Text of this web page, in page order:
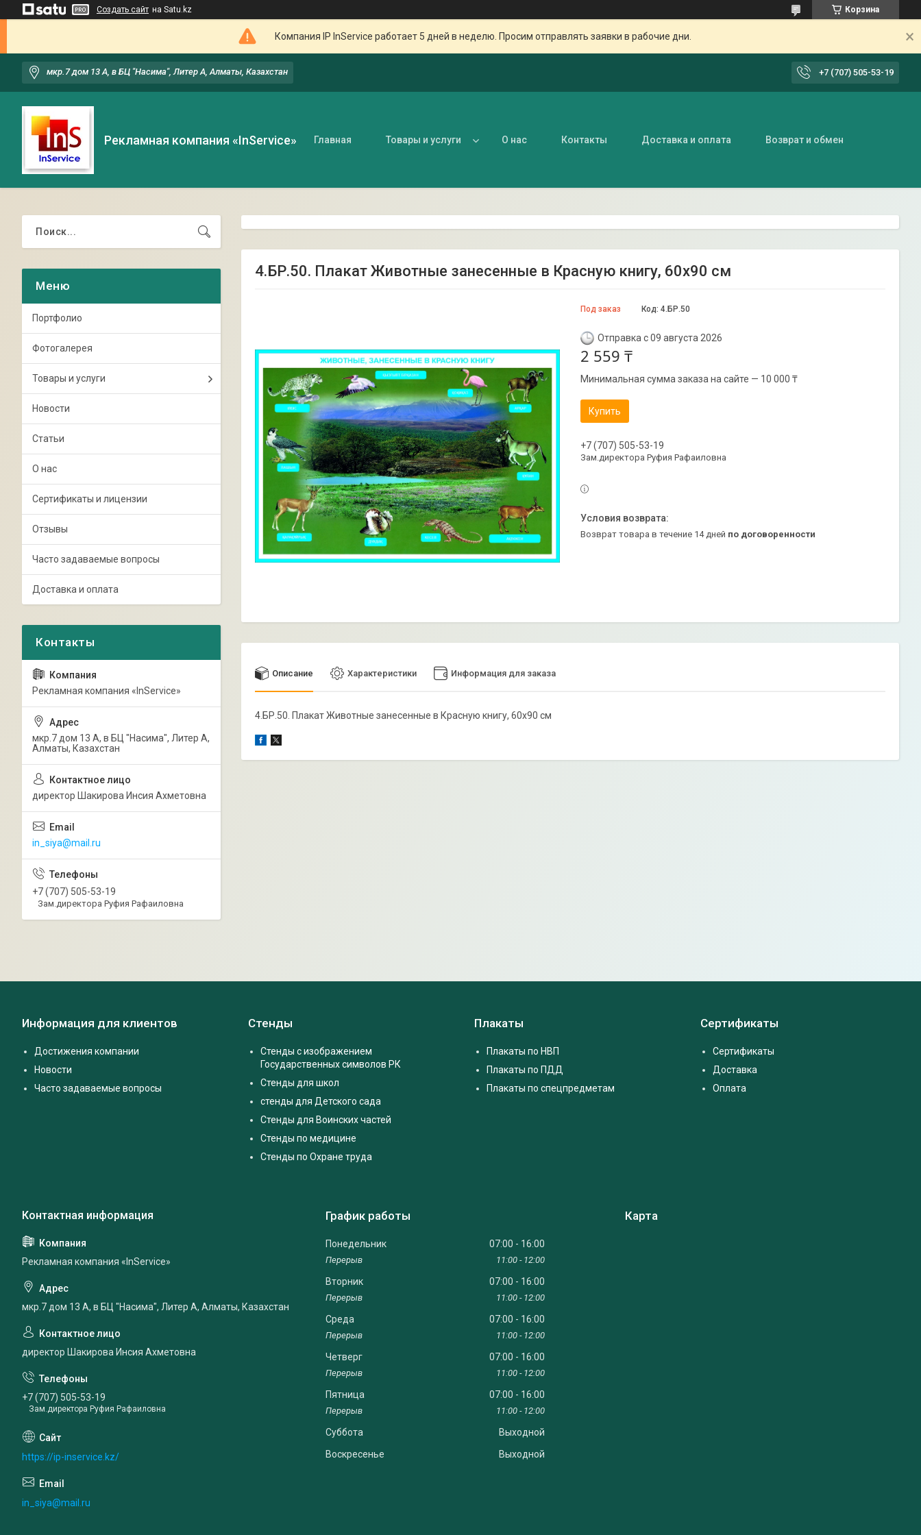
Создать сайт на Satu.kz Корзина
Компания IP InService работает 5 дней в неделю. Просим отправлять заявки в рабочие дни.
мкр.7 дом 13 А, в БЦ "Насима", Литер А, Алматы, Казахстан +7 (707) 505-53-19
Рекламная компания «InService» Главная Товары и услуги О нас Контакты Доставка и оплата Возврат и обмен
4.БР.50. Плакат Животные занесенные в Красную книгу, 60х90 см
Под заказ Код: 4.БР.50
Отправка с 09 августа 2026
2 559 ₸
Минимальная сумма заказа на сайте — 10 000 ₸
Купить
+7 (707) 505-53-19
Зам.директора Руфия Рафаиловна
возврат товара в течение 14 дней по договоренности
Описание Характеристики Информация для заказа
4.БР.50. Плакат Животные занесенные в Красную книгу, 60х90 см
Портфолио
Фотогалерея
Товары и услуги
Новости
Статьи
О нас
Сертификаты и лицензии
Отзывы
Часто задаваемые вопросы
Доставка и оплата
Рекламная компания «InService»
мкр.7 дом 13 А, в БЦ "Насима", Литер А,
Алматы, Казахстан
директор Шакирова Инсия Ахметовна
in_siya@mail.ru
+7 (707) 505-53-19
Зам.директора Руфия Рафаиловна
Информация для клиентов
Достижения компании
Новости
Часто задаваемые вопросы
Стенды
Стенды с изображением
Государственных символов РК
Стенды для школ
стенды для Детского сада
Стенды для Воинских частей
Стенды по медицине
Стенды по Охране труда
Плакаты
Плакаты по НВП
Плакаты по ПДД
Плакаты по спецпредметам
Сертификаты
Сертификаты
Доставка
Оплата
Рекламная компания «InService»
мкр.7 дом 13 А, в БЦ "Насима", Литер А, Алматы, Казахстан
директор Шакирова Инсия Ахметовна
+7 (707) 505-53-19
Зам.директора Руфия Рафаиловна
https://ip-inservice.kz/
in_siya@mail.ru
График работы
Понедельник 07:00 16:00
11:00 12:00
Вторник 07:00 16:00
11:00 12:00
Среда 07:00 16:00
11:00 12:00
Четверг 07:00 16:00
11:00 12:00
Пятница 07:00 16:00
11:00 12:00
Суббота
Выходной
Воскресенье
Выходной
Карта